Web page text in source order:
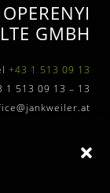
GMBH
+43 1 513 09 13
1 513 09 13 – 13